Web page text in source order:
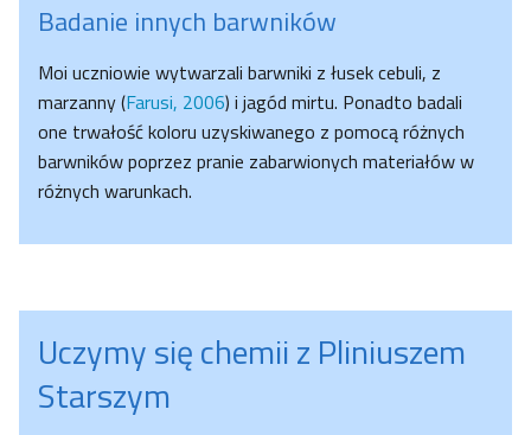
Badanie innych barwników
Moi uczniowie wytwarzali barwniki z łusek cebuli, z
marzanny (Farusi, 2006) i jagód mirtu. Ponadto badali
one trwałość koloru uzyskiwanego z pomocą różnych
barwników poprzez pranie zabarwionych materiałów w
różnych warunkach.
Uczymy się chemii z Pliniuszem
Starszym